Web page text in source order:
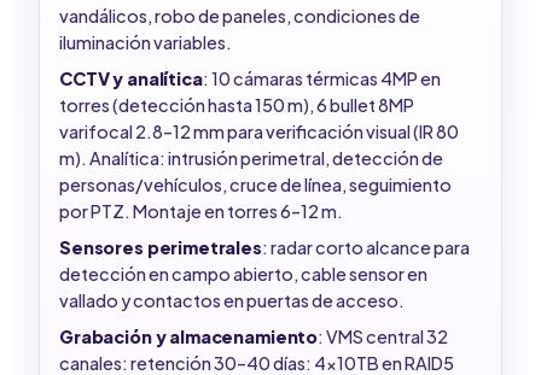
vandálicos, robo de paneles, condiciones de
iluminación variables.
CCTV y analítica: 10 cámaras térmicas 4MP en
torres (detección hasta 150 m), 6 bullet 8MP
varifocal 2.8–12 mm para verificación visual (IR 80
m). Analítica: intrusión perimetral, detección de
personas/vehículos, cruce de línea, seguimiento
por PTZ. Montaje en torres 6–12 m.
Sensores perimetrales: radar corto alcance para
detección en campo abierto, cable sensor en
vallado y contactos en puertas de acceso.
Grabación y almacenamiento: VMS central 32
canales: retención 30–40 días: 4x10TB en RAID5